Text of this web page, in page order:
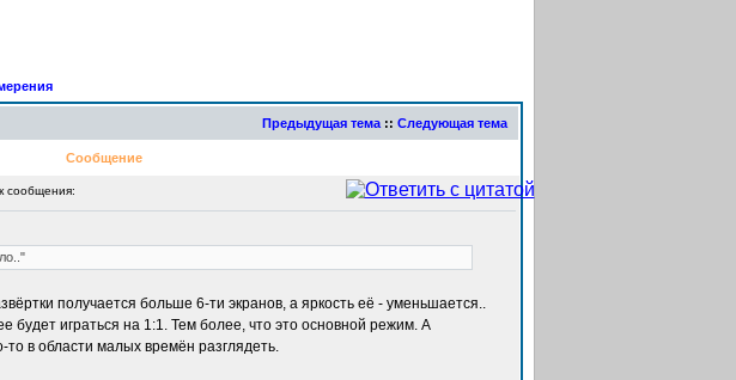
Предыдущая тема:: Следующая тема
Сообщение
сообщения:
получается больше 6-ти экранов, а яркость её - уменьшается..
будет играться на 1:1. Тем более, что это основной режим. А
то в области малых времён разглядеть.